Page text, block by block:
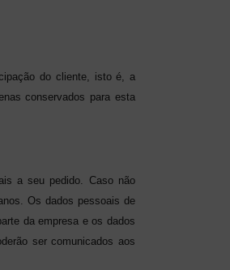
do cliente, isto é, a
conservados para esta
a seu pedido. Caso não
Os dados pessoais de
da empresa e os dados
ser comunicados aos